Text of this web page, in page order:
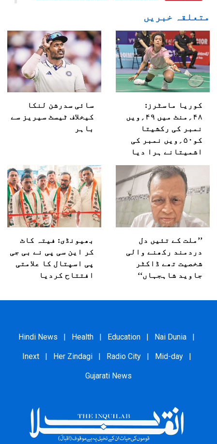
متعلقہ خبریں
کوریا ماسٹرز:
۴۸؍منٹ میں ۴۹؍ویں
نمبر کی رکشیتا
کو۵۰؍ویں نمبر کی
اشمیتانے ہرا دیا
سائی سدرشن لنکا
کیخلاف ٹیسٹ سیریز سے
باہر
’’ملت کے تئیں دل
دردمند رکھنے والی
شخصیت تھے ڈاکٹر
جاوید شاہجہاں‘‘
بھیونڈی: فیتہ کاٹ
کر این سی پی نے بی جی
پی اسپتال کا علامتی
افتتاح کردیا
Hindi News | Health | Education | Nai Dunia |
Inext | Her Zindagi | Radio City | Mid-day |
Gujarati News